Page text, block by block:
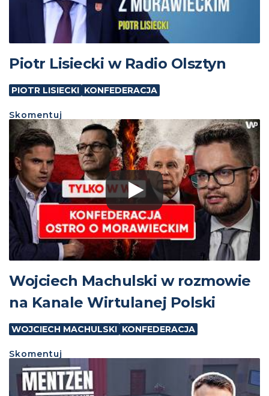
Piotr Lisiecki w Radio Olsztyn
PIOTR LISIECKI KONFEDERACJA
Skomentuj
Wojciech Machulski w rozmowie
na Kanale Wirtulanej Polski
WOJCIECH MACHULSKI KONFEDERACJA
Skomentuj